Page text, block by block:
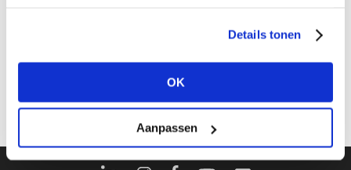
Details tonen
OK
Aanpassen
WERKGEVER? PLAATS HIER JOUW
VACATURE